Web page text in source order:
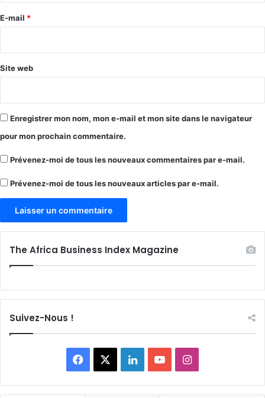
e
E-mail *
Site web
Enregistrer mon nom, mon e-mail et mon site dans le navigateur
pour mon prochain commentaire.
Prévenez-moi de tous les nouveaux commentaires par e-mail.
Prévenez-moi de tous les nouveaux articles par e-mail.
The Africa Business Index Magazine
Suivez-Nous !
Facebook LinkedinYouTubeInstagram